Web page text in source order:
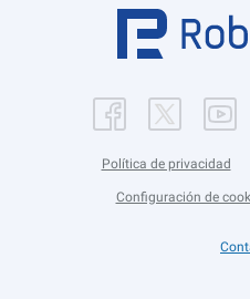
Política de privacidad
Configuración de